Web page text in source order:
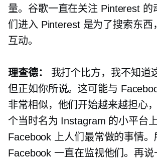
量。谷歌一直在关注 Pinterest 的
们进入 Pinterest 是为了搜索东西
互动。
理查德：
我打个比方，我不知道
但正如你所说。这可能与
非常相似，他们开始越来越担心
个当时名为 Instagram 的小平台
Facebook 上人们最常做的事情。
Facebook 一直在监视他们。再